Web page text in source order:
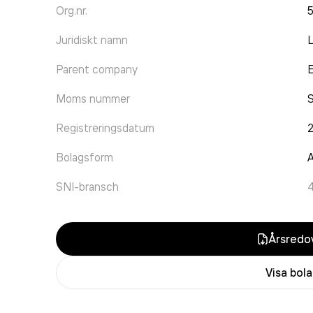
Org.nr.
Juridiskt namn
Parent company
Moms nummer
Registreringsdatum
Bolagsform
SNI-bransch
Visa